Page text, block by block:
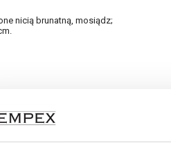
nicią brunatną, mosiądz;